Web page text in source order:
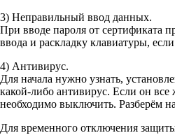
3) Неправильный ввод данных.
При вводе пароля от сертификата
ввода и раскладку клавиатуры,
4) Антивирус.
Для начала нужно узнать,
какой-либо антивирус. Если он все
необходимо выключить. Разберём
Для временного отключения